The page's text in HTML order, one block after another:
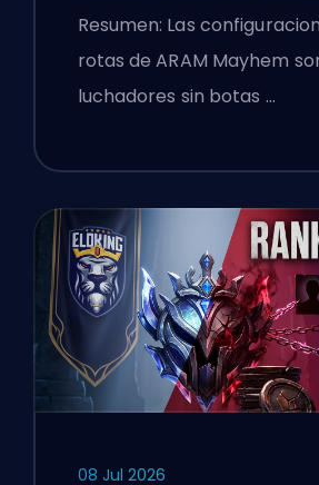
Legends
Resumen: Las
rotas de ARAM Mayhem
luchadores sin botas …
08 Jul 2026